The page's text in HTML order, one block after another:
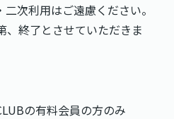
次利用はご遠慮ください。
終了とさせていただきま
の有料会員の方のみ